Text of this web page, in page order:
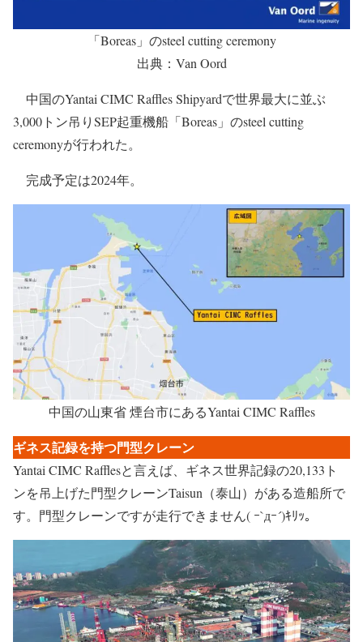
「Boreas」のsteel cutting ceremony
出典：Van Oord
中国のYantai CIMC Raffles Shipyardで世界最大に並ぶ
3,000トン吊りSEP起重機船「Boreas」のsteel cutting
ceremonyが行われた。
完成予定は2024年。
中国の山東省 煙台市にあるYantai CIMC Raffles
ギネス記録を持つ門型クレーン
Yantai CIMC Rafflesと言えば、ギネス世界記録の20,133ト
ンを吊上げた門型クレーンTaisun（泰山）がある造船所で
す。門型クレーンですが走行できません( ｰ`дｰ´)ｷﾘｯ。